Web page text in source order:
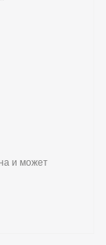
и может